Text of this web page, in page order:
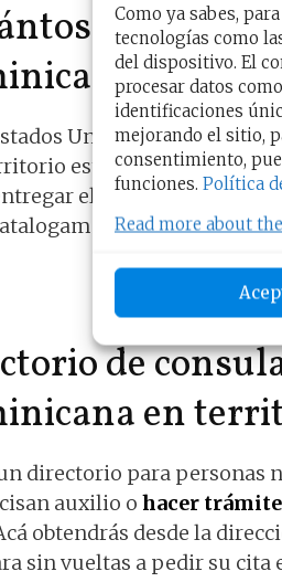
Como ya sabes,
tecnologías como
del dispositivo. El
procesar datos
identificaciones
mejorando el sitio,
consentimiento,
funciones. Política
Read more about
Unidos existen8
estadounidense,
el gobierno de tu
arriba.
de
en
directorio para personas
auxilio o hacer
obtendrás desde la
sin vueltas a pedir su cita